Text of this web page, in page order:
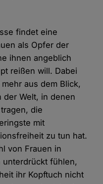
findet eine
als Opfer der
ihnen angeblich
reißen will. Dabei
aus dem Blick,
der Welt, in denen
die
mit
zu tun hat.
von Frauen in
unterdrückt fühlen,
ihr Kopftuch nicht